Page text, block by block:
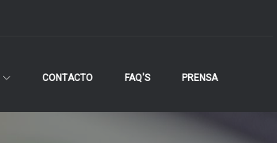
CONTACTO FAQ'S PRENSA